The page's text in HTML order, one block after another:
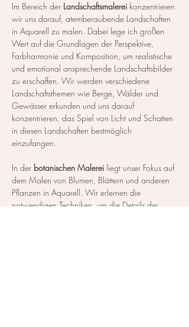
Im Bereich der Landschaftsmalerei konzentrieren
wir uns darauf, atemberaubende Landschaften
in Aquarell zu malen. Dabei lege ich großen
Wert auf die Grundlagen der Perspektive,
Farbharmonie und Komposition, um realistische
und emotional ansprechende Landschaftsbilder
zu erschaffen. Wir werden verschiedene
Landschaftsthemen wie Berge, Wälder und
Gewässer erkunden und uns darauf
konzentrieren, das Spiel von Licht und Schatten
in diesen Landschaften bestmöglich
einzufangen.
In der botanischen Malerei liegt unser Fokus auf
dem Malen von Blumen, Blättern und anderen
Pflanzen in Aquarell. Wir erlernen die
notwendigen Techniken, um die Details der